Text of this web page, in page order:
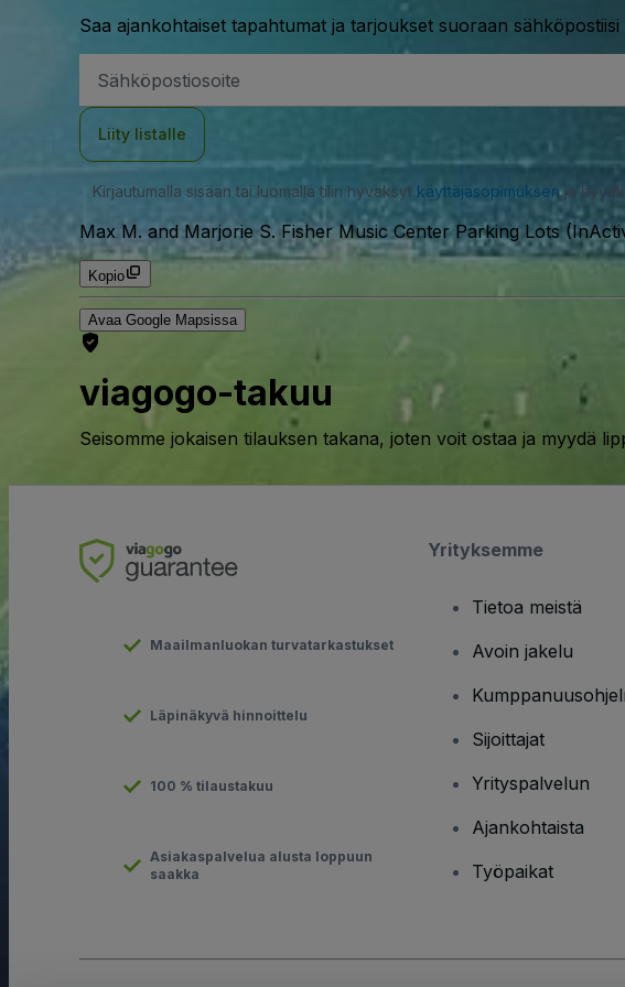
Saa ajankohtaiset tapahtumat ja tarjoukset suoraan sähköpostiisi
Liity listalle
Kirjautumalla sisään tai luomalla tilin hyväksyt käyttäjäsopimuksenja
Max M. and Marjorie S. Fisher Music Center Parking Lots
Kopio
Avaa Google Mapsissa
viagogo-takuu
Seisomme jokaisen tilauksen takana, joten voit ostaa ja myydä
Maailmanluokan turvatarkastukset
Läpinäkyvä hinnoittelu
100 % tilaustakuu
Asiakaspalvelua alusta loppuun
saakka
Yrityksemme
Tietoa meistä
Avoin jakelu
Sijoittajat
Yrityspalvelun
Ajankohtaista
Työpaikat